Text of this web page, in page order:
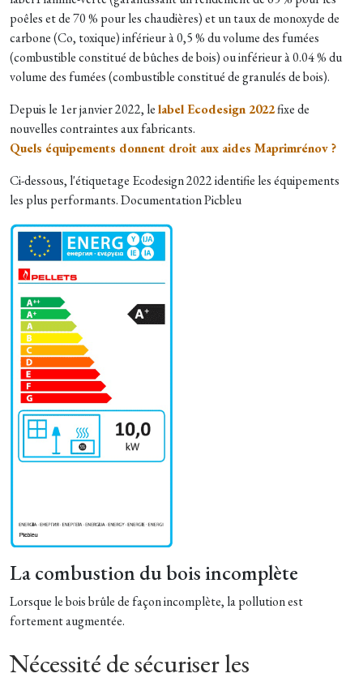
poêles et de 70 % pour les chaudières) et un taux de monoxyde de
carbone (Co, toxique) infé­rieur à 0,5 % du volume des fumées
(combustible constitué de bûches de bois) ou inférieur à 0.04 % du
volume des fumées (combustible constitué de granulés de bois).
Depuis le 1er janvier 2022, lelabel Ecodesign 2022fixe de
nouvelles contraintes aux fabricants.
Quels équipements donnent droit aux aides Maprimrénov ?
Ci-dessous, l'étiquetage Ecodesign 2022 identifie les équipements
les plus performants. Documentation Picbleu
La combustion du bois incomplète
Lorsque le bois brûle de façon incomplète, la pollution est
fortement augmentée.
Nécessité de sécuriser les